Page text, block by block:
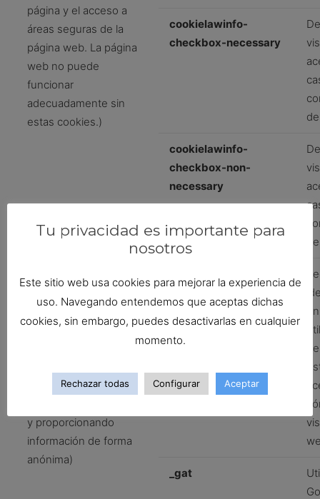
página y el acceso a
áreas seguras de la
página web. La página
web no puede
funcionar
adecuadamente sin
estas cookies.)
cookielawinfo-
checkbox-necessary
cookielawinfo-
checkbox-non-
necessary
los propietarios de
páginas web a
visitantes con las
y proporcionando
información de forma
anónima)
_gat
Tu privacidad es importante para
nosotros
Este sitio web usa cookies para mejorar la experiencia de
uso. Navegando entendemos que aceptas dichas
cookies, sin embargo, puedes desactivarlas en cualquier
momento.
Rechazar todas Configurar Aceptar